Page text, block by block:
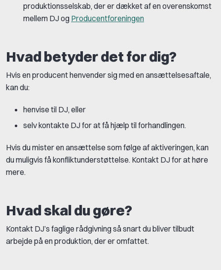
produktionsselskab, der er dækket af en overenskomst
mellem DJ og Producentforeningen
Hvad betyder det for dig?
Hvis en producent henvender sig med en ansættelsesaftale,
kan du:
henvise til DJ, eller
selv kontakte DJ for at få hjælp til forhandlingen.
Hvis du mister en ansættelse som følge af aktiveringen, kan
du muligvis få konfliktunderstøttelse. Kontakt DJ for at høre
mere.
Hvad skal du gøre?
Kontakt DJ’s faglige rådgivning så snart du bliver tilbudt
arbejde på en produktion, der er omfattet.